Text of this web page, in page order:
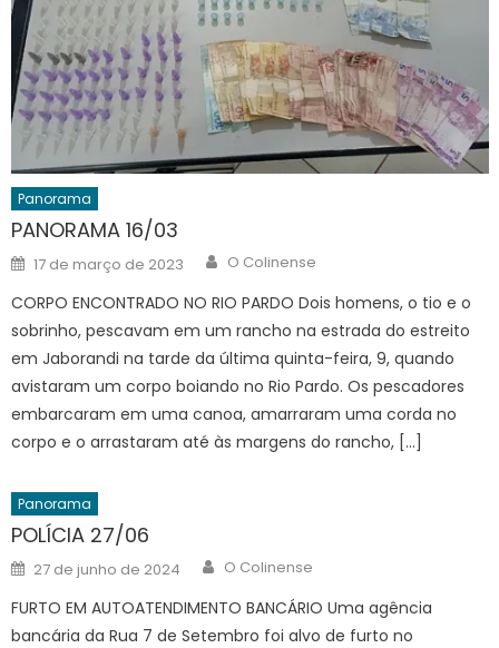
Panorama
PANORAMA 16/03
Posted
on
17 de março de 2023 Author
O Colinense
CORPO ENCONTRADO NO RIO PARDO Dois homens, o tio e o
sobrinho, pescavam em um rancho na estrada do estreito
em Jaborandi na tarde da última quinta-feira, 9, quando
avistaram um corpo boiando no Rio Pardo. Os pescadores
embarcaram em uma canoa, amarraram uma corda no
corpo e o arrastaram até às margens do rancho, […]
Panorama
POLÍCIA 27/06
Posted
on
27 de junho de 2024 Author
O Colinense
FURTO EM AUTOATENDIMENTO BANCÁRIO Uma agência
bancária da Rua 7 de Setembro foi alvo de furto no